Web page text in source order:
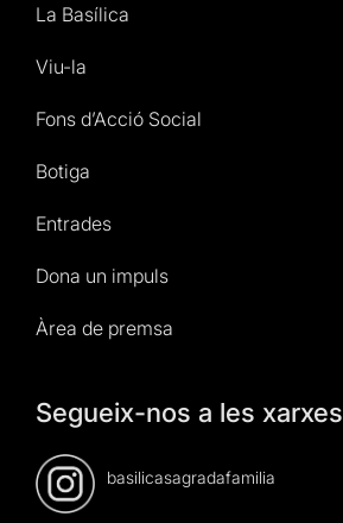
La Basílica
Viu-la
Fons d’Acció Social
Botiga
Entrades
Dona un impuls
Àrea de premsa
Segueix-nos a les xarxes
basilicasagradafamilia